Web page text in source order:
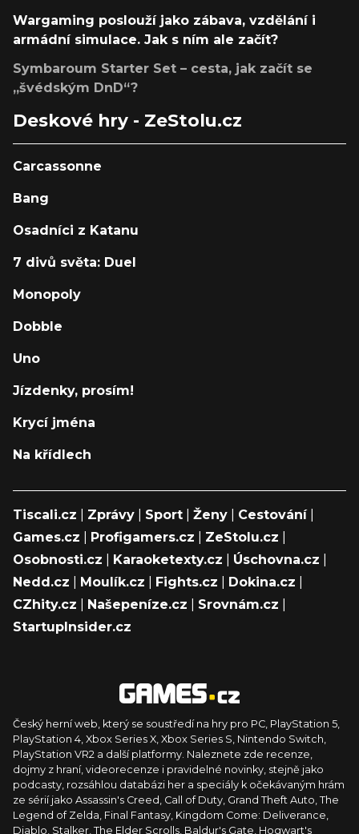
Wargaming poslouží jako zábava, vzdělání i
armádní simulace. Jak s ním ale začít?
Symbaroum Starter Set – cesta, jak začít se
„švédským DnD“?
Deskové hry - ZeStolu.cz
Carcassonne
Bang
Osadníci z Katanu
7 divů světa: Duel
Monopoly
Dobble
Uno
Jízdenky, prosím!
Krycí jména
Na křídlech
Tiscali.cz Zprávy Sport Ženy Cestování|
Games.cz
Profigamers.cz ZeStolu.cz
Osobnosti.cz
Karaoketexty.cz Úschovna.cz
Nedd.cz
Moulík.cz Fights.cz Dokina.cz
CZhity.cz
Našepeníze.cz Srovnám.cz
StartupInsider.cz
Český herní web, který se soustředí na hry pro PC, PlayStation 5,
PlayStation 4, Xbox Series X, Xbox Series S, Nintendo Switch,
PlayStation VR2 a další platformy. Naleznete zde recenze,
dojmy z hraní, videorecenze i pravidelné novinky, stejně jako
podcasty, rozsáhlou databázi her a speciály k očekávaným hrám
ze sérií jako Assassin's Creed, Call of Duty, Grand Theft Auto, The
Legend of Zelda, Final Fantasy, Kingdom Come: Deliverance,
Diablo, Stalker, The Elder Scrolls, Baldur's Gate, Hogwart's